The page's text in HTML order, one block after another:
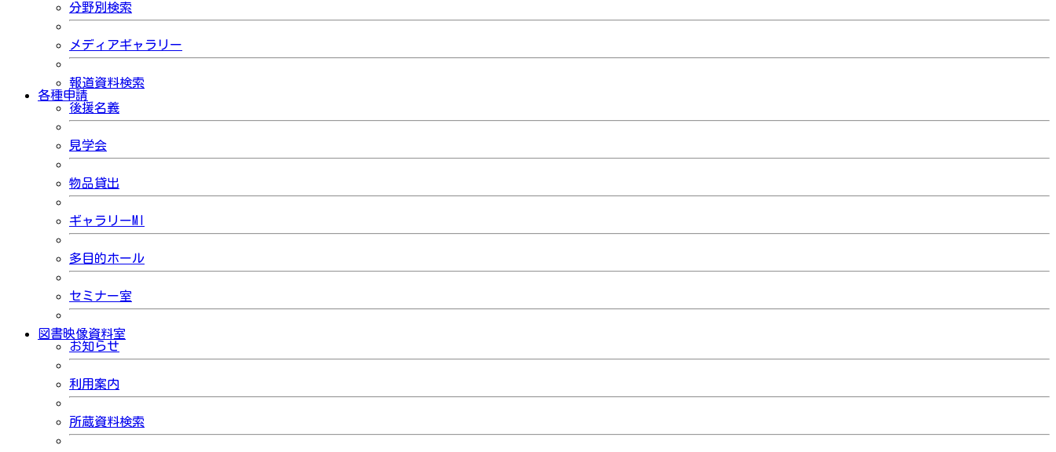
分野別検索
メディアギャラリー
報道資料検索
各種申請
後援名義
見学会
物品貸出
ギャラリーMI
多目的ホール
セミナー室
図書映像資料室
お知らせ
利用案内
所蔵資料検索